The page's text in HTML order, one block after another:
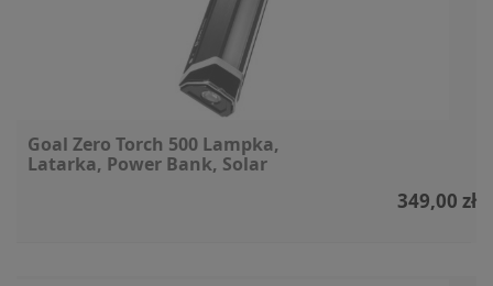
Goal Zero Torch 500 Lampka,
Latarka, Power Bank, Solar
349,00 zł